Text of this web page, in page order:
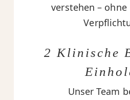
verstehen –
2 Klinische
Unser Team